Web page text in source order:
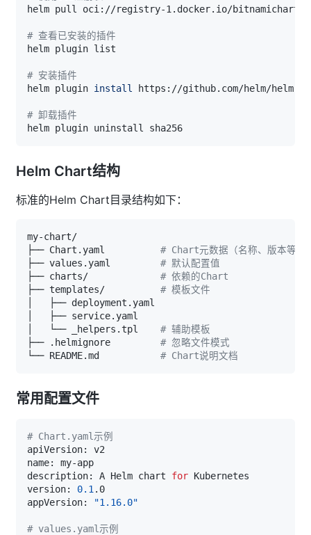
# 查看已安装的插件
# 安装插件
helm plugin install
# 卸载插件
Helm Chart结构
标准的Helm Chart目录结构如下：
├── Chart.yaml # Chart元数据（名称、版本等）
├── values.yaml # 默认配置值
├── charts/ # 依赖的Chart
├── templates/ # 模板文件
│   └── _helpers.tpl # 辅助模板
├── .helmignore # 忽略文件模式
└── README.md # Chart说明文档
常用配置文件
# Chart.yaml示例
description: A Helm chart for
version: 0.1
appVersion:
"1.16.0"
# values.yaml示例